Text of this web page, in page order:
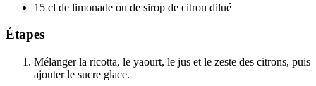
15 cl de limonade ou de sirop de citron dilué
Étapes
Mélanger la ricotta, le yaourt, le jus et le zeste des citrons, puis
ajouter le sucre glace.